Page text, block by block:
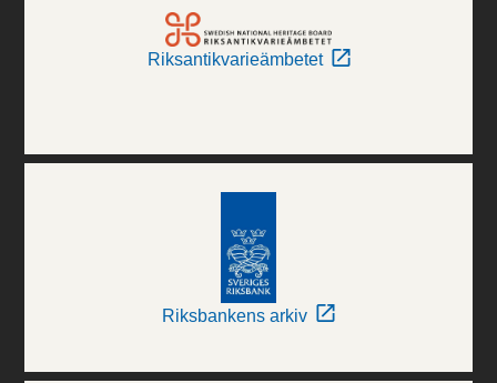
Riksantikvarieämbetet
Riksbankens arkiv